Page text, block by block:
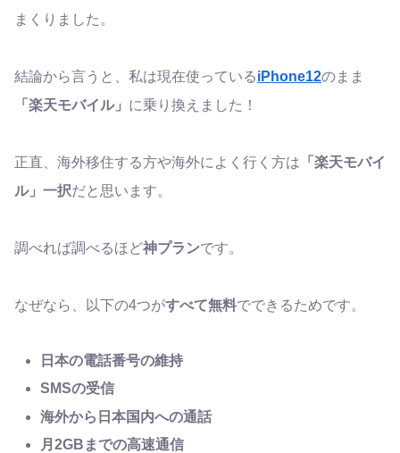
まくりました。
結論から言うと、私は現在使っているiPhone12のまま
「楽天モバイル」 に乗り換えました！
正直、海外移住する方や海外によく行く方は 「楽天モバイ
ル」一択だと思います。
調べれば調べるほど神プランです。
なぜなら、以下の4つがすべて無料でできるためです。
日本の電話番号の維持
SMSの受信
海外から日本国内への通話
月2GBまでの高速通信